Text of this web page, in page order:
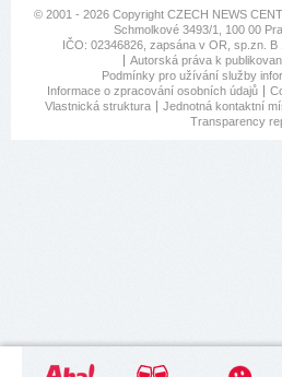
© 2001 - 2026 Copyright CZECH NEWS
Schmolkové 3493/1, 100 00
IČO: 02346826, zapsána v OR, sp.zn. B
Autorská práva k
Podmínky pro užívání služby
Informace o zpracování osobních údajů
Vlastnická struktura
Jednotná kontaktní
Transparency